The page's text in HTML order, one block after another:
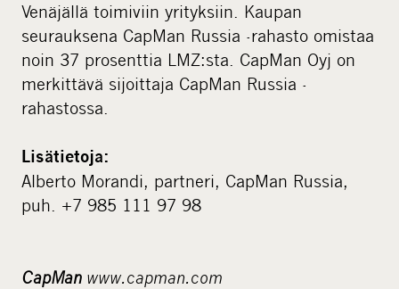
Venäjällä toimiviin yrityksiin. Kaupan
seurauksena CapMan Russia -rahasto omistaa
noin 37 prosenttia LMZ:sta. CapMan Oyj on
merkittävä sijoittaja CapMan Russia -
rahastossa.
Lisätietoja:
Alberto Morandi, partneri, CapMan Russia,
puh. +7 985 111 97 98
CapMan www.capman.com